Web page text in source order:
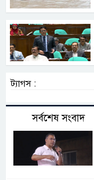
ট্যাগস :
সর্বশেষ সংবাদ